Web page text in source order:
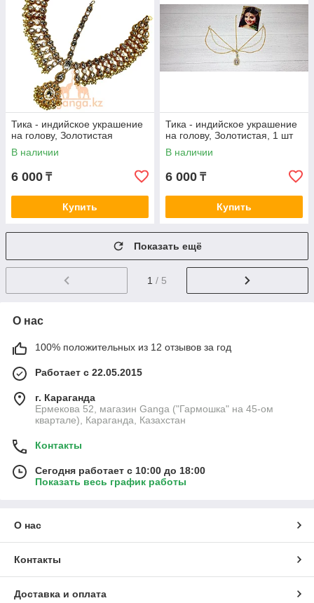
Тика - индийское украшение
на голову, Золотистая
В наличии
6 000 ₸
Купить
Тика - индийское украшение
на голову, Золотистая, 1 шт
В наличии
6 000 ₸
Купить
Показать ещё
1 / 5
О нас
100% положительных из 12 отзывов за год
Работает с 22.05.2015
г. Караганда
Ермекова 52, магазин Ganga ("Гармошка" на 45-ом
квартале), Караганда, Казахстан
Контакты
Сегодня работает с 10:00 до 18:00
Показать весь график работы
О нас
Контакты
Доставка и оплата